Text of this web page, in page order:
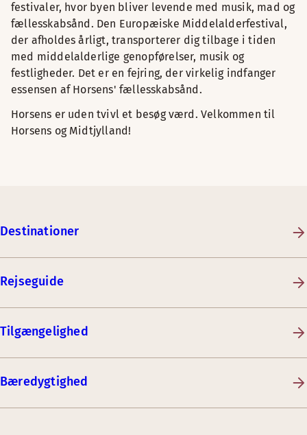
festivaler, hvor byen bliver levende med musik, mad og
fællesskabsånd. Den Europæiske Middelalderfestival,
der afholdes årligt, transporterer dig tilbage i tiden
med middelalderlige genopførelser, musik og
festligheder. Det er en fejring, der virkelig indfanger
essensen af Horsens' fællesskabsånd.
Horsens er uden tvivl et besøg værd. Velkommen til
Horsens og Midtjylland!
Destinationer
Rejseguide
Tilgængelighed
Bæredygtighed